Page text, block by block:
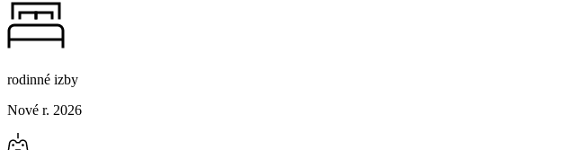
rodinné izby
Nové r. 2026